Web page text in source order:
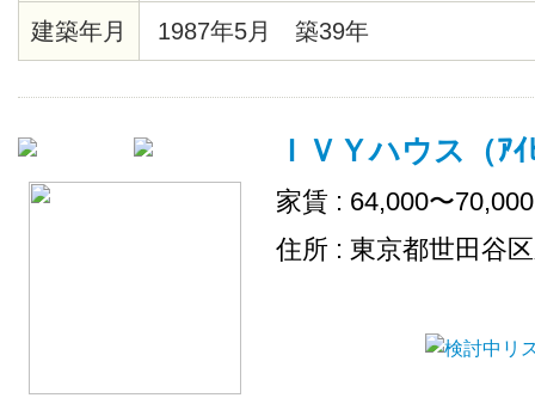
見えます。２/２８までに契約完
です。
建築年月 1987年5月 築39年
ＩＶＹハウス（ｱｲ
家賃 : 64,000〜
住所 : 東京都世田谷